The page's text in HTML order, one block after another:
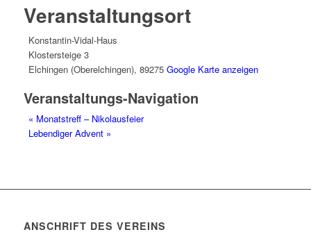
Veranstaltungsort
Konstantin-Vidal-Haus
Klostersteige 3
Elchingen (Oberelchingen), 89275 Google Karte anzeigen
Veranstaltungs-Navigation
« Monatstreff – Nikolausfeier
Lebendiger Advent »
ANSCHRIFT DES VEREINS